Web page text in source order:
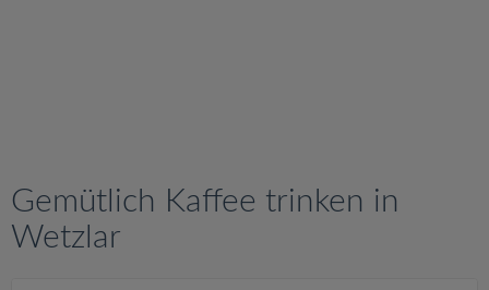
Gemütlich Kaffee trinken in
Wetzlar